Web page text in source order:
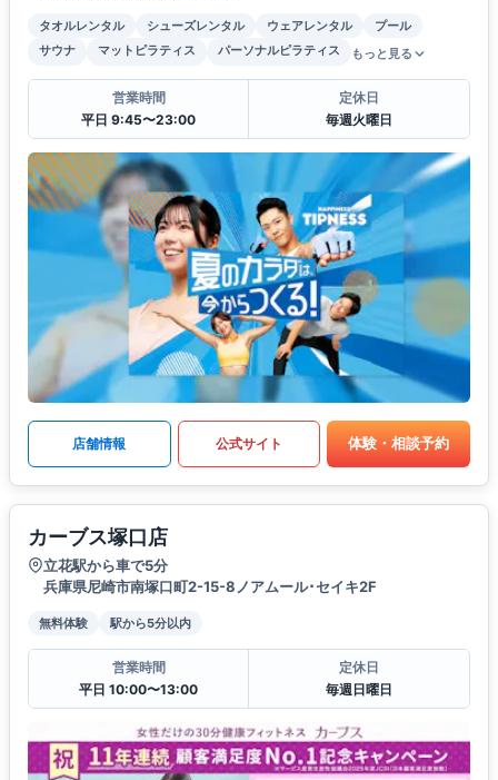
タオルレンタル シューズレンタル ウェアレンタル
プール
サウナ
マットピラティス パーソナルピラティス もっと見る
営業時間
平日 9:45〜23:00
定休日
毎週火曜日
店舗情報 公式サイト 体験・相談予約
カーブス塚口店
立花駅から車で5分
兵庫県尼崎市南塚口町2-15-8ノアムール･セイキ2F
無料体験 駅から5分以内
営業時間
平日 10:00〜13:00
定休日
毎週日曜日